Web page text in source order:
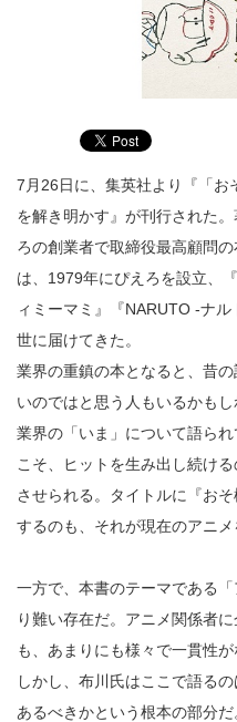
7月26日に、集英社より『「お
を解き明かす』が刊行された
ろの創業者で取締役最高顧問
は、1979年にぴえろを設立、
ィミーマミ』『NARUTO -ナ
世に届けてきた。
業界の重鎮の本となると、昔
いのではと思う人もいるかも
業界の「いま」について語ら
こそ、ヒットを生み出し続け
させられる。タイトルに『お
するのも、それが現在のアニメ
一方で、本書のテーマである
り難い存在だ。アニメ関係者
も、あまりにも様々で一貫性
しかし、布川氏はここで語る
あるべきかという根本の部分だ